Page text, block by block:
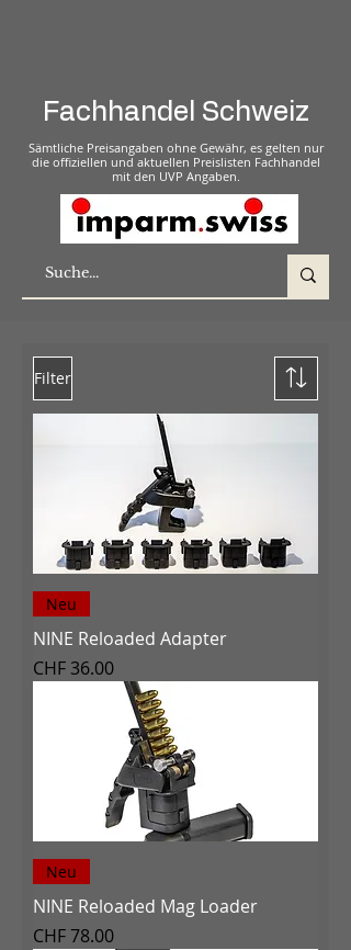
Fachhandel Schweiz
Sämtliche Preisangaben ohne Gewähr, es gelten nur
die offiziellen und aktuellen Preislisten Fachhandel
mit den UVP Angaben.
Filter
Neu
NINE Reloaded Adapter
Preis
CHF 36.00
Neu
NINE Reloaded Mag Loader
Preis
CHF 78.00